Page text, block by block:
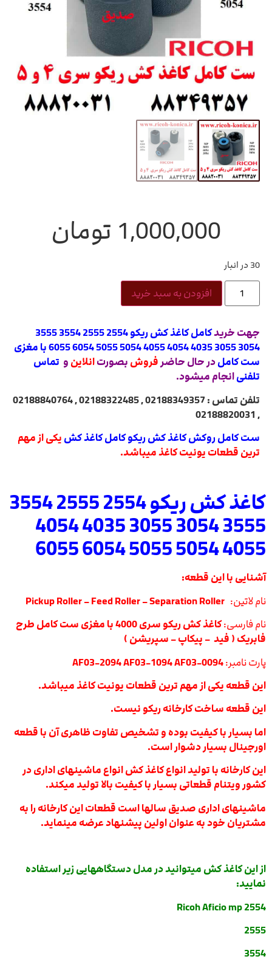
1,000,000 تومان
30 در انبار
افزودن به سبد خرید
جهت خرید
کامل کاغذ کش ریکو 2554 2555 3554 3555
3054 3055 4035 4054 4055 5054 5055 6054 6055 با مغزی
ست کاملدر حال حاضرفروش بصورتانلاین و تماس
تلفنیانجام میشود.
تلفن تماس : 02188349357 , 02188322485 , 02188840764
, 02188820031
ست کامل روکش کاغذ کش ریکو کامل کاغذ کش یکی از مهم
ترین قطعات یونیت کاغذ میباشد.
کاغذ کش ریکو 2554 2555 3554
3555 3054 3055 4035 4054
4055 5054 5055 6054 6055
آشنایی با این قطعه:
نام لاتین:
نام فارسی:
کاغذ کش ریکو سری 4000 با مغزی ست کامل طرح
فابریک ( فید – پیکاپ – سپریشن )
پارت نامبر:
این قطعه یکی از مهم ترین قطعات یونیت کاغذ میباشد.
این قطعه ساخت کارخانه ریکو نیست.
اما بسیار با کیفیت بوده و تشخیص تفاوت ظاهری آن با قطعه
اورجینال بسیار دشوار است.
این کارخانه با تولید انواع کاغذ کش انواع ماشینهای اداری در
کشور ویتنام قطعاتی بسیار با کیفیت بالا تولید میکند.
ماشینهای اداری صدیق سالها است قطعات این کارخانه را به
مشتریان خود به عنوان اولین پیشنهاد عرضه مینماید.
از این کاغذ کش میتوانید در مدل دستگاههایی زیر استفاده
نمایید:
Ricoh Aficio mp 2554
2555
3554